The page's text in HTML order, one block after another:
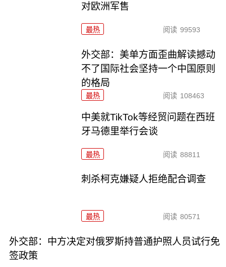
对欧洲军售
最热 阅读 99593
外交部：美单方面歪曲解读撼动
不了国际社会坚持一个中国原则
的格局
最热 阅读 108463
中美就TikTok等经贸问题在西班
牙马德里举行会谈
最热 阅读 88811
刺杀柯克嫌疑人拒绝配合调查
最热 阅读 80571
外交部：中方决定对俄罗斯持普通护照人员试行免
签政策